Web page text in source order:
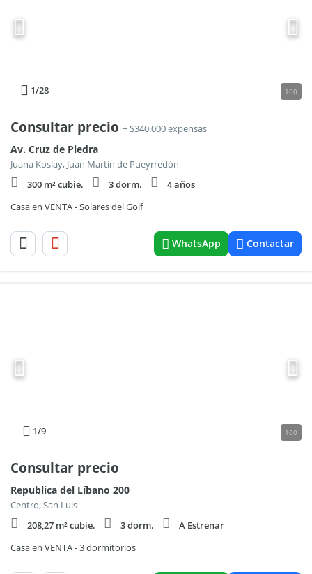
1/28 100
Consultar precio + $340.000 expensas
Av. Cruz de Piedra
Juana Koslay, Juan Martín de Pueyrredón
300 m² cubie.
3 dorm.
4 años
Casa en VENTA - Solares del Golf
WhatsApp Contactar
1/9 100
Consultar precio
Republica del Líbano 200
Centro, San Luis
208,27 m² cubie.
3 dorm.
A Estrenar
Casa en VENTA - 3 dormitorios